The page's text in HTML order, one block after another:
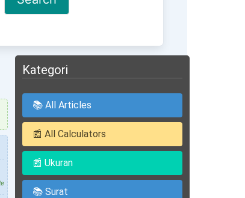
Kategori
📚 All Articles
📰 All Calculators
📰 Ukuran
📚 Surat